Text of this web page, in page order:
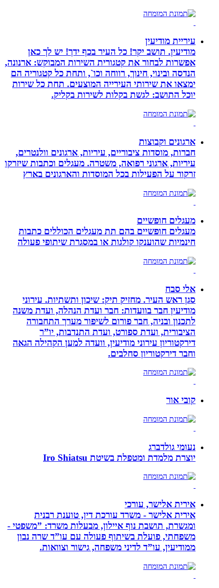
עיריית מודיעין
מודיעין. תושב יקר! כל העיר בכף ידך! יש לך כאן
אפשרות לבחור את קטגורית השירות המבוקש: ארנונה,
הנדסה ובינוי, חינוך, רווחה וכו`, ותחת כל קטגוריה הם
ימצאו את שירותי העירייה המוצעים. תחת כל שירות
יוכל התושב: לגשת בקלות לשירות בקליק.
ארגונים וקבוצות
חברות, מוסדות ציבוריים, עיריות, ארגונים וולנטרים,
עיריות, ארגוני רפואה, משטרה. מעגלים וכתבות שיזרקו
זרקור על הפעילות בכל המוסדות והארגונים בארץ
מעגלים חופשיים
מעגלים חופשיים בהם תת מעגלים הכוללים כתבות
חינמיות שהוענקו קולגות או במסגרת שיתופי פעולה
אלי סבח
סגן ראש העיר. מחזיק תיק: שיכון ותשתיות. עירוני
מודיעין חבר בוועדות: חבר ועדת הנהלה, ועדת משנה
לתכנון ובניה, חבר פורום לשיפור מערך התחבורה
הציבורית, ועדת ספורט, ועדת התנדבות, יו”ר
דירקטוריון עירוני מודיעין, וועדה למען הקהילה הגאה
וחבר דירקטוריון סחלבים.
קובי אור
נעומי גולדברג
יוצרת מלמדת ומטפלת בשיטת Iro Shiatsu
אירית אלישר, עורכי
אירית אלישר - משרד עורכת דין, טוענת רבנית
ומגשרת, תושבת נוף איילון, מבעלות משרד: ”משפטי -
משפחתי, פועלת בשיתוף פעולה עם עו”ד שרה נבון
ממודיעין, עו”ד לדיני משפחה, גישור וצוואות.